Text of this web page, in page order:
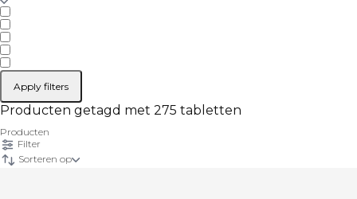
Apply filters
Producten getagd met 275 tabletten
Producten
Filter
Sorteren op